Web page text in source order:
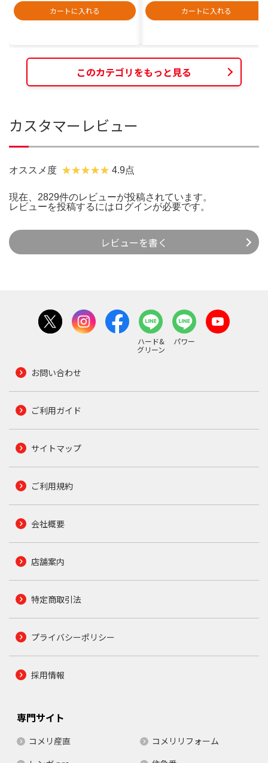
カートに入れる
カートに入れる
このカテゴリをもっと見る
カスタマーレビュー
オススメ度 4.9点
現在、2829件のレビューが投稿されています。
レビューを投稿するには ログインが必要です。
レビューを書く
ハード&
グリーン
パワー
お問い合わせ
ご利用ガイド
サイトマップ
ご利用規約
会社概要
店舗案内
特定商取引法
プライバシーポリシー
採用情報
専門サイト
コメリ産直
コメリリフォーム